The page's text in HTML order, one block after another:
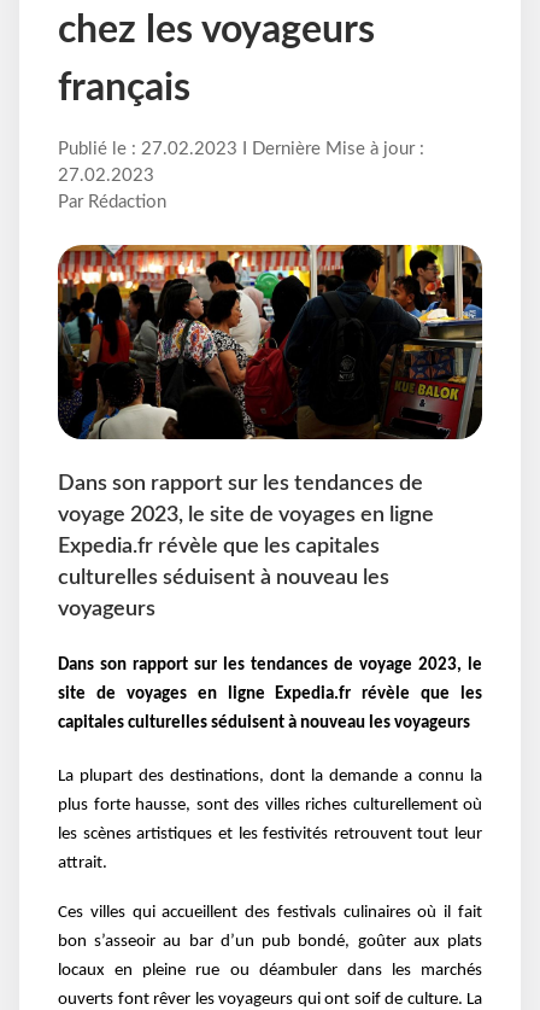
chez les voyageurs
français
Publié le : 27.02.2023 I Dernière Mise à jour :
27.02.2023
Par Rédaction
Dans son rapport sur les tendances de
voyage 2023, le site de voyages en ligne
Expedia.fr révèle que les capitales
culturelles séduisent à nouveau les
voyageurs
Dans son rapport sur les tendances de voyage 2023, le
site de voyages en ligne Expedia.fr révèle que les
capitales culturelles séduisent à nouveau les voyageurs
La plupart des destinations, dont la demande a connu la
plus forte hausse, sont des villes riches culturellement où
les scènes artistiques et les festivités retrouvent tout leur
attrait.
Ces villes qui accueillent des festivals culinaires où il fait
bon s’asseoir au bar d’un pub bondé, goûter aux plats
locaux en pleine rue ou déambuler dans les marchés
ouverts font rêver les voyageurs qui ont soif de culture. La